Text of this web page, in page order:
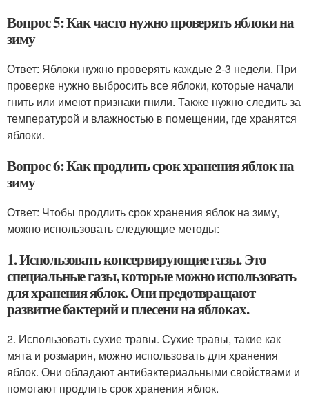
Вопрос 5: Как часто нужно проверять яблоки на
зиму
Ответ: Яблоки нужно проверять каждые 2-3 недели. При
проверке нужно выбросить все яблоки, которые начали
гнить или имеют признаки гнили. Также нужно следить за
температурой и влажностью в помещении, где хранятся
яблоки.
Вопрос 6: Как продлить срок хранения яблок на
зиму
Ответ: Чтобы продлить срок хранения яблок на зиму,
можно использовать следующие методы:
1. Использовать консервирующие газы. Это
специальные газы, которые можно использовать
для хранения яблок. Они предотвращают
развитие бактерий и плесени на яблоках.
2. Использовать сухие травы. Сухие травы, такие как
мята и розмарин, можно использовать для хранения
яблок. Они обладают антибактериальными свойствами и
помогают продлить срок хранения яблок.